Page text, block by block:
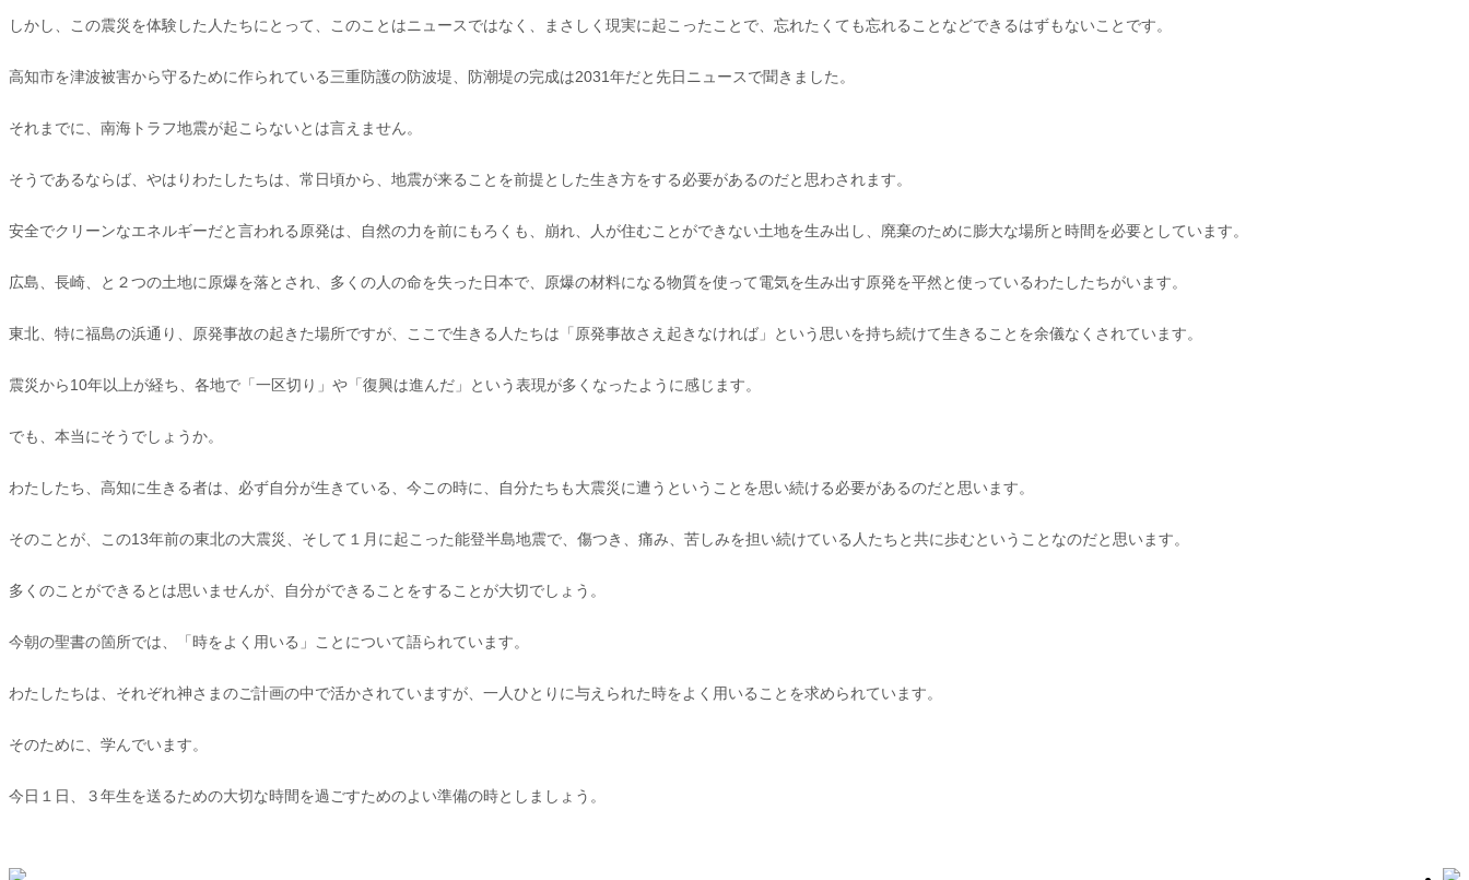
しかし、この震災を体験した人たちにとって、このことはニュースではなく、まさしく現実に起こったことで、忘れたくても忘れることなどできるはずもないことです。
高知市を津波被害から守るために作られている三重防護の防波堤、防潮堤の完成は2031年だと先日ニュースで聞きました。
それまでに、南海トラフ地震が起こらないとは言えません。
そうであるならば、やはりわたしたちは、常日頃から、地震が来ることを前提とした生き方をする必要があるのだと思わされます。
安全でクリーンなエネルギーだと言われる原発は、自然の力を前にもろくも、崩れ、人が住むことができない土地を生み出し、廃棄のために膨大な場所と時間を必要としています。
広島、長崎、と２つの土地に原爆を落とされ、多くの人の命を失った日本で、原爆の材料になる物質を使って電気を生み出す原発を平然と使っているわたしたちがいます。
東北、特に福島の浜通り、原発事故の起きた場所ですが、ここで生きる人たちは「原発事故さえ起きなければ」という思いを持ち続けて生きることを余儀なくされています。
震災から10年以上が経ち、各地で「一区切り」や「復興は進んだ」という表現が多くなったように感じます。
でも、本当にそうでしょうか。
わたしたち、高知に生きる者は、必ず自分が生きている、今この時に、自分たちも大震災に遭うということを思い続ける必要があるのだと思います。
そのことが、この13年前の東北の大震災、そして１月に起こった能登半島地震で、傷つき、痛み、苦しみを担い続けている人たちと共に歩むということなのだと思います。
多くのことができるとは思いませんが、自分ができることをすることが大切でしょう。
今朝の聖書の箇所では、「時をよく用いる」ことについて語られています。
わたしたちは、それぞれ神さまのご計画の中で活かされていますが、一人ひとりに与えられた時をよく用いることを求められています。
そのために、学んでいます。
今日１日、３年生を送るための大切な時間を過ごすためのよい準備の時としましょう。